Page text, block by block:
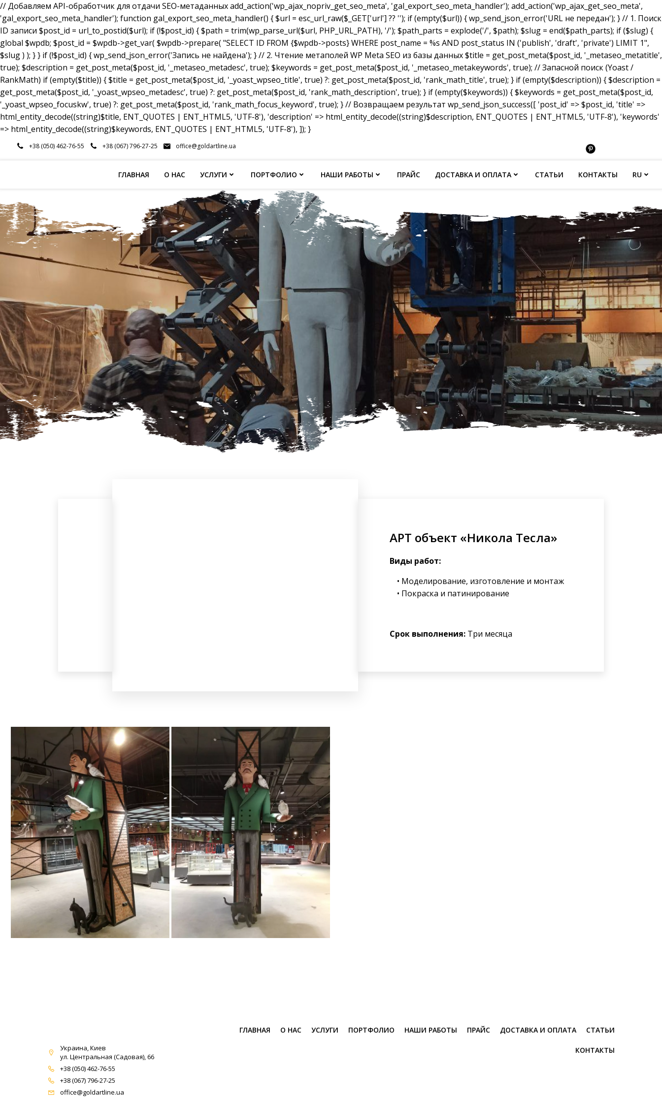
// Добавляем API-обработчик для отдачи SEO-метаданных add_action('wp_ajax_nopriv_get_seo_meta', 'gal_export_seo_meta_handler'); add_action('wp_ajax_get_seo_meta',
'gal_export_seo_meta_handler'); function gal_export_seo_meta_handler() { $url = esc_url_raw($_GET['url'] ?? ''); if (empty($url)) { wp_send_json_error('URL не передан'); } // 1. Поиск
ID записи $post_id = url_to_postid($url); if (!$post_id) { $path = trim(wp_parse_url($url, PHP_URL_PATH), '/'); $path_parts = explode('/', $path); $slug = end($path_parts); if ($slug) {
global $wpdb; $post_id = $wpdb->get_var( $wpdb->prepare( "SELECT ID FROM {$wpdb->posts} WHERE post_name = %s AND post_status IN ('publish', 'draft', 'private') LIMIT 1",
$slug ) ); } } if (!$post_id) { wp_send_json_error('Запись не найдена'); } // 2. Чтение метаполей WP Meta SEO из базы данных $title = get_post_meta($post_id, '_metaseo_metatitle',
true); $description = get_post_meta($post_id, '_metaseo_metadesc', true); $keywords = get_post_meta($post_id, '_metaseo_metakeywords', true); // Запасной поиск (Yoast /
RankMath) if (empty($title)) { $title = get_post_meta($post_id, '_yoast_wpseo_title', true) ?: get_post_meta($post_id, 'rank_math_title', true); } if (empty($description)) { $description =
get_post_meta($post_id, '_yoast_wpseo_metadesc', true) ?: get_post_meta($post_id, 'rank_math_description', true); } if (empty($keywords)) { $keywords = get_post_meta($post_id,
'_yoast_wpseo_focuskw', true) ?: get_post_meta($post_id, 'rank_math_focus_keyword', true); } // Возвращаем результат wp_send_json_success([ 'post_id' => $post_id, 'title' =>
html_entity_decode((string)$title, ENT_QUOTES | ENT_HTML5, 'UTF-8'), 'description' => html_entity_decode((string)$description, ENT_QUOTES | ENT_HTML5, 'UTF-8'), 'keywords'
=> html_entity_decode((string)$keywords, ENT_QUOTES | ENT_HTML5, 'UTF-8'), ]); }
Перейти+38 (050) 462-76-55 +38 (067) 796-27-25 office@goldartline.ua
ГЛАВНАЯ О НАС УСЛУГИ ПОРТФОЛИО НАШИ РАБОТЫ ПРАЙС ДОСТАВКА И ОПЛАТА СТАТЬИ КОНТАКТЫ RU
АРТ объект «Никола Тесла»
Виды работ:
Моделирование, изготовление и монтаж
Покраска и патинирование
Срок выполнения: Три месяца
Украина, Киев
ул. Центральная (Садовая), 66
+38 (050) 462-76-55
+38 (067) 796-27-25
office@goldartline.ua
ГЛАВНАЯ О НАС УСЛУГИ ПОРТФОЛИО НАШИ РАБОТЫ ПРАЙС ДОСТАВКА И ОПЛАТА СТАТЬИ
КОНТАКТЫ